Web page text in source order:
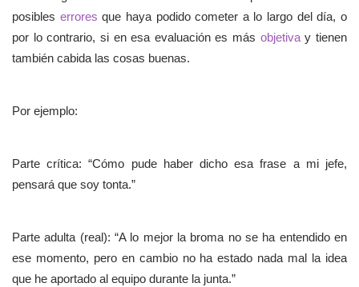
posibles errores que haya podido cometer a lo largo del día, o
por lo contrario, si en esa evaluación es más objetivay tienen
también cabida las cosas buenas.
Por ejemplo:
Parte crítica: “Cómo pude haber dicho esa frase a mi jefe,
pensará que soy tonta.”
Parte adulta (real): “A lo mejor la broma no se ha entendido en
ese momento, pero en cambio no ha estado nada mal la idea
que he aportado al equipo durante la junta.”